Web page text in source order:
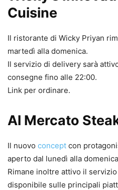
Cuisine
Il ristorante di Wicky Priyan
martedì alla domenica.
Il servizio di delivery sarà
consegne fino alle 22:00.
Link per ordinare.
Al Mercato
Il nuovo concept con
aperto dal lunedì alla
Rimane inoltre attivo il
disponibile sulle principali